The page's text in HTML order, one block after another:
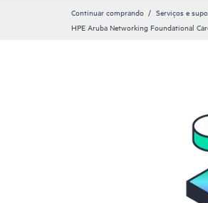
Continuar comprando Serviços e
HPE Aruba Networking Foundational